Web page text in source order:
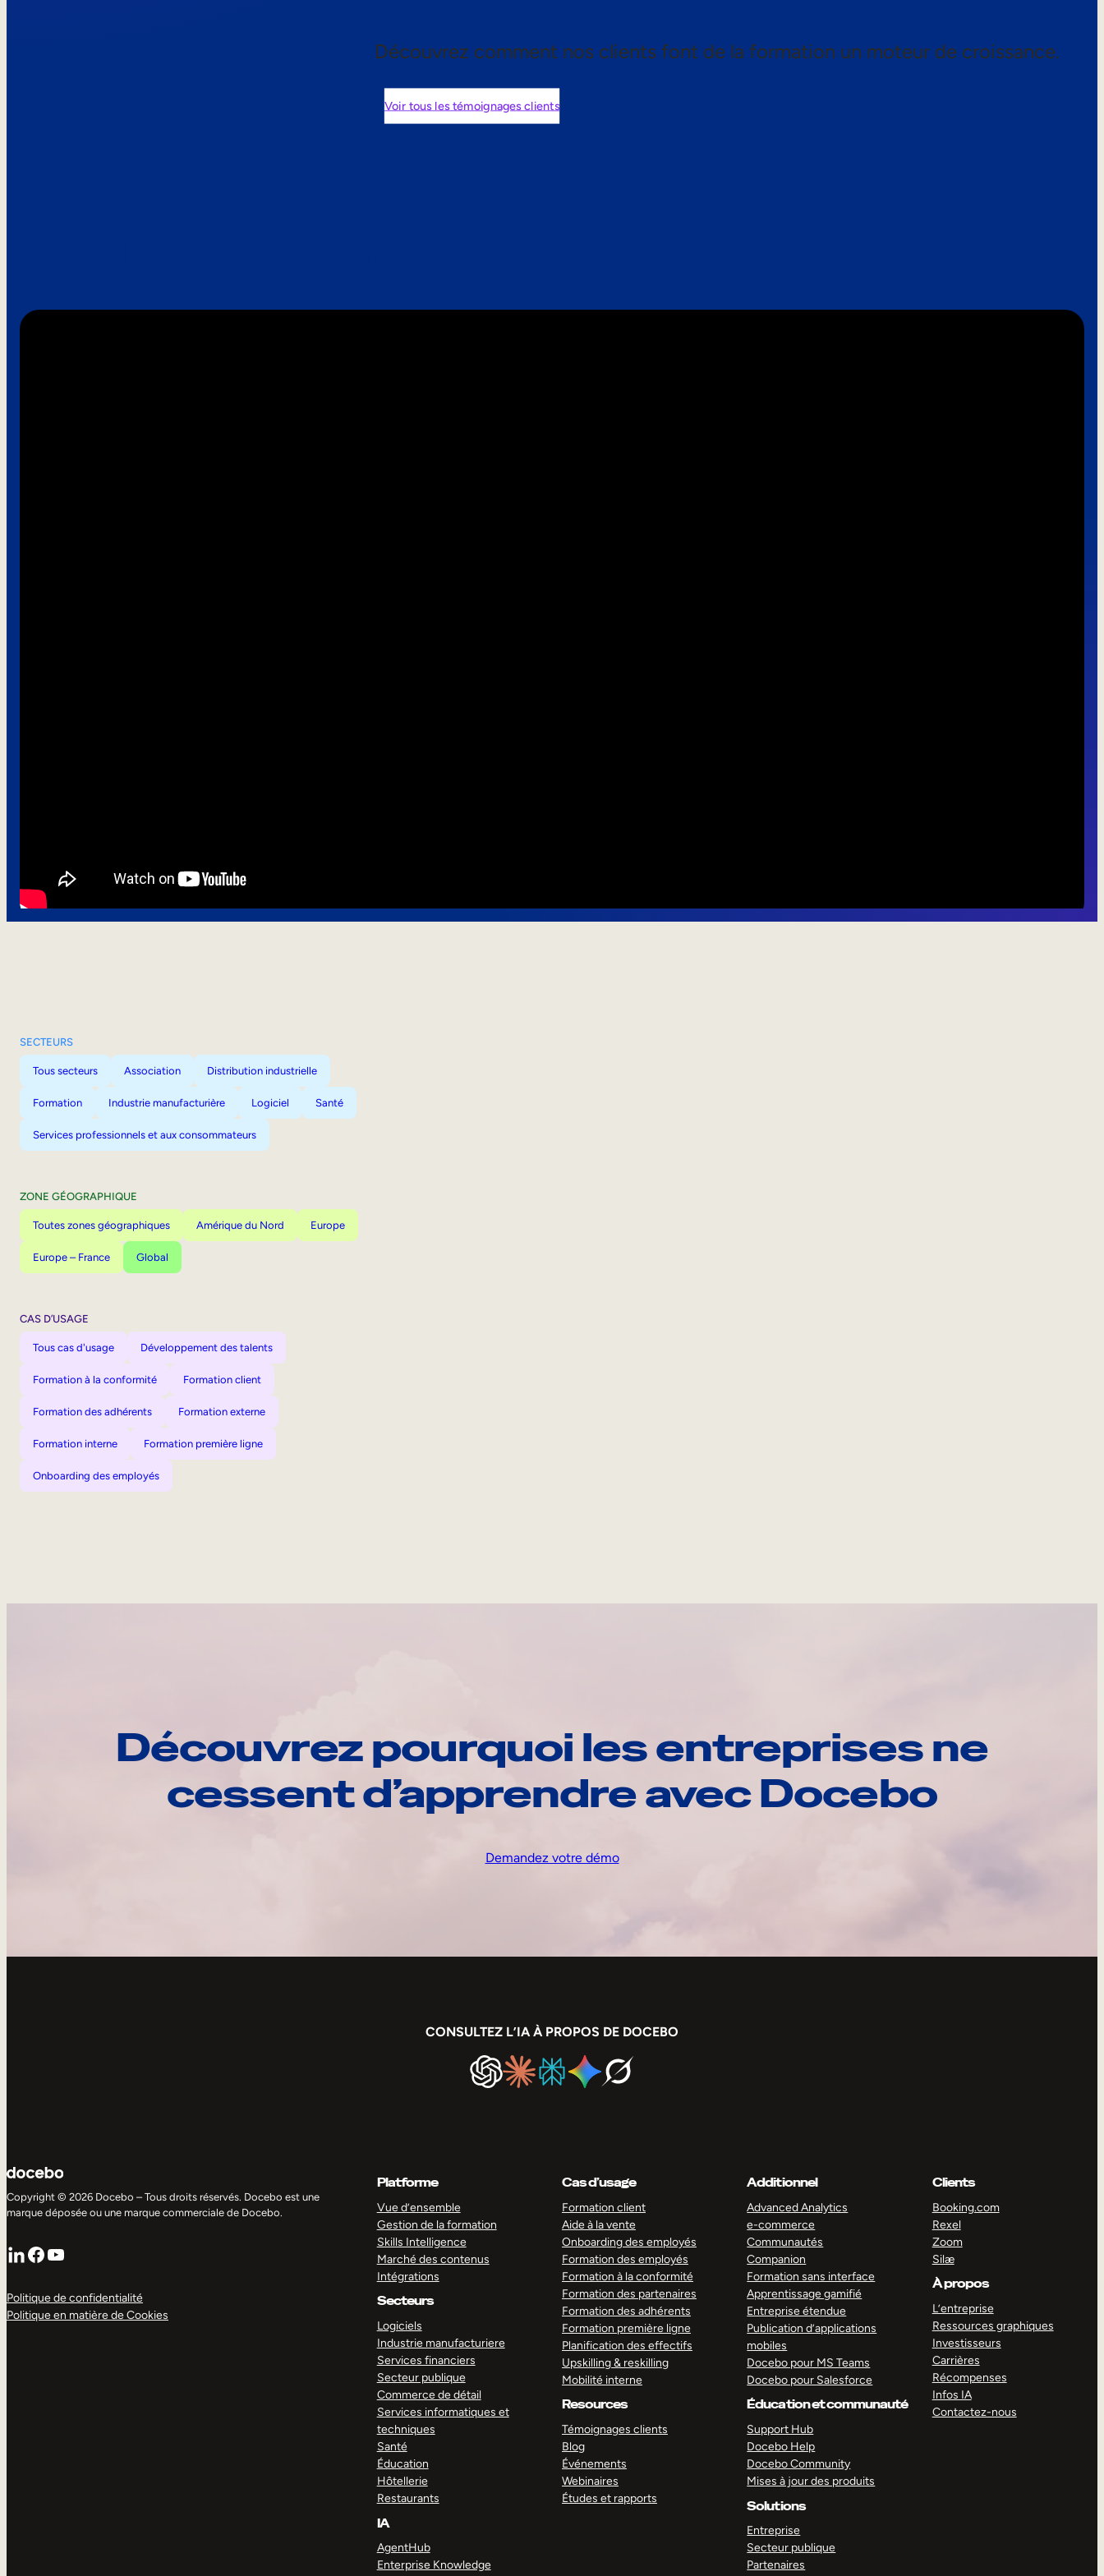
Découvrez comment nos clients font de la formation un moteur de croissance.
Voir tous les témoignages clients
SECTEURS
Tous secteurs Association Distribution industrielle
Formation Industrie manufacturière Logiciel Santé
Services professionnels et aux consommateurs
ZONE GÉOGRAPHIQUE
Toutes zones géographiques Amérique du Nord Europe
Europe – France Global
CAS D’USAGE
Tous cas d'usage Développement des talents
Formation à la conformité Formation client
Formation des adhérents Formation externe
Formation interne Formation première ligne
Onboarding des employés
Découvrez pourquoi les entreprises ne
cessent d’apprendre avec Docebo
Demandez votre démo
CONSULTEZ L’IA À PROPOS DE DOCEBO
Copyright © 2026 Docebo – Tous droits réservés. Docebo est une
marque déposée ou une marque commerciale de Docebo.
LinkedIn
Facebook
YouTube
Politique de confidentialité
Politique en matière de Cookies
Platforme
Vue d’ensemble
Gestion de la formation
Skills Intelligence
Marché des contenus
Intégrations
Secteurs
Logiciels
Industrie manufacturiere
Services financiers
Secteur publique
Commerce de détail
Services informatiques et
techniques
Santé
Éducation
Hôtellerie
Restaurants
IA
AgentHub
Enterprise Knowledge
Cas d’usage
Formation client
Aide à la vente
Onboarding des employés
Formation des employés
Formation à la conformité
Formation des partenaires
Formation des adhérents
Formation première ligne
Planification des effectifs
Upskilling & reskilling
Mobilité interne
Resources
Témoignages clients
Blog
Événements
Webinaires
Études et rapports
Additionnel
Advanced Analytics
e-commerce
Communautés
Companion
Formation sans interface
Apprentissage gamifié
Entreprise étendue
Publication d’applications
mobiles
Docebo pour MS Teams
Docebo pour Salesforce
Éducation et communauté
Support Hub
Docebo Help
Docebo Community
Mises à jour des produits
Solutions
Entreprise
Secteur publique
Partenaires
Clients
Booking.com
Rexel
Zoom
Silæ
À propos
L’entreprise
Ressources graphiques
Investisseurs
Carrières
Récompenses
Infos IA
Contactez-nous